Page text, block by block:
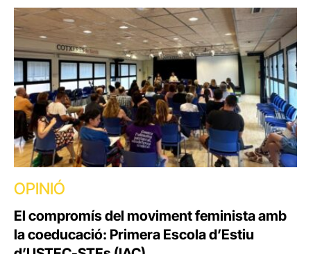
OPINIÓ
El compromís del moviment feminista amb
la coeducació: Primera Escola d’Estiu